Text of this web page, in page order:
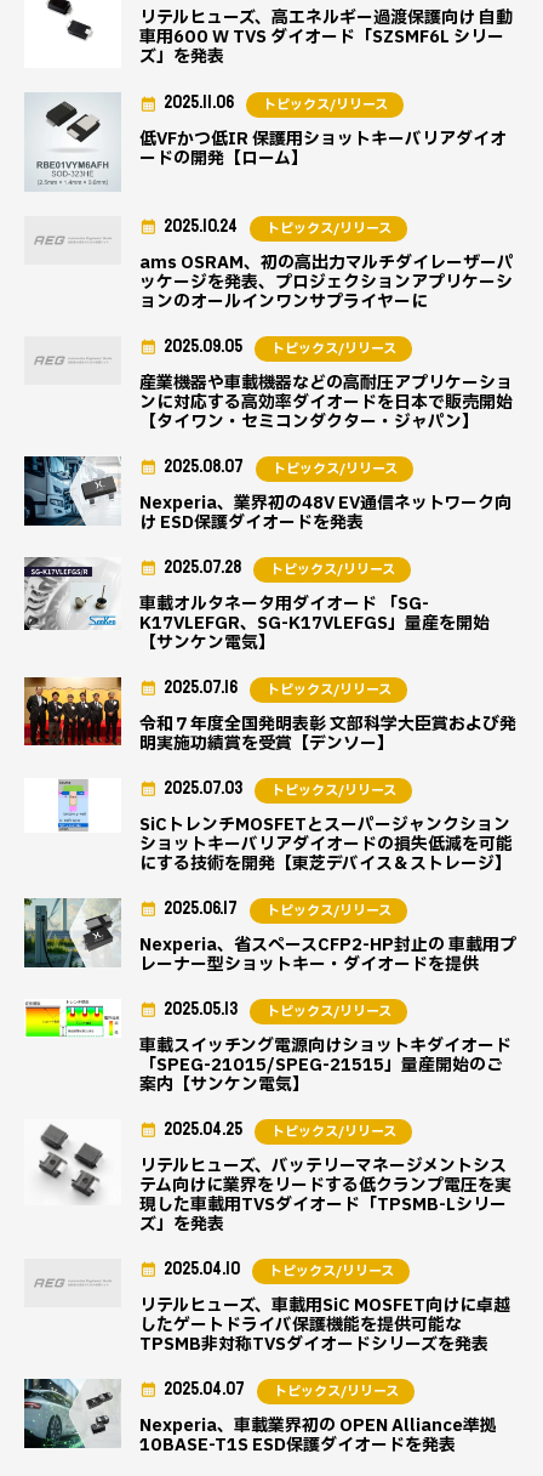
リテルヒューズ、高エネルギー過渡保護向け 自動
車用600 W TVS ダイオード「SZSMF6L シリー
ズ」を発表
低VFかつ低IR 保護用ショットキーバリアダイオ
ードの開発【ローム】
2025.11.06 トピックス/リリース
ams OSRAM、初の高出力マルチダイレーザーパ
ッケージを発表、プロジェクションアプリケーシ
ョンのオールインワンサプライヤーに
2025.10.24 トピックス/リリース
産業機器や車載機器などの高耐圧アプリケーショ
ンに対応する高効率ダイオードを日本で販売開始
【タイワン・セミコンダクター・ジャパン】
2025.09.05 トピックス/リリース
Nexperia、業界初の48V EV通信ネットワーク向
け ESD保護ダイオードを発表
2025.08.07 トピックス/リリース
車載オルタネータ用ダイオード 「SG-
K17VLEFGR、SG-K17VLEFGS」量産を開始
【サンケン電気】
2025.07.28 トピックス/リリース
令和７年度全国発明表彰 文部科学大臣賞および発
明実施功績賞を受賞【デンソー】
2025.07.16 トピックス/リリース
SiCトレンチMOSFETとスーパージャンクション
ショットキーバリアダイオードの損失低減を可能
にする技術を開発【東芝デバイス＆ストレージ】
2025.07.03 トピックス/リリース
Nexperia、省スペースCFP2-HP封止の 車載用プ
レーナー型ショットキー・ダイオードを提供
2025.06.17 トピックス/リリース
車載スイッチング電源向けショットキダイオード
「SPEG-21015/SPEG-21515」量産開始のご
案内【サンケン電気】
2025.05.13 トピックス/リリース
リテルヒューズ、バッテリーマネージメントシス
テム向けに業界をリードする低クランプ電圧を実
現した車載用TVSダイオード「TPSMB-Lシリー
ズ」を発表
2025.04.25 トピックス/リリース
リテルヒューズ、車載用SiC MOSFET向けに卓越
したゲートドライバ保護機能を提供可能な
TPSMB非対称TVSダイオードシリーズを発表
2025.04.10 トピックス/リリース
Nexperia、車載業界初の OPEN Alliance準拠
10BASE-T1S ESD保護ダイオードを発表
2025.04.07 トピックス/リリース